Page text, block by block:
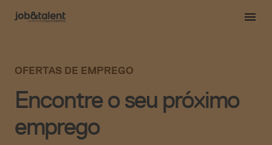
Encontre o seu próximo
emprego
OFERTAS DE EMPREGO